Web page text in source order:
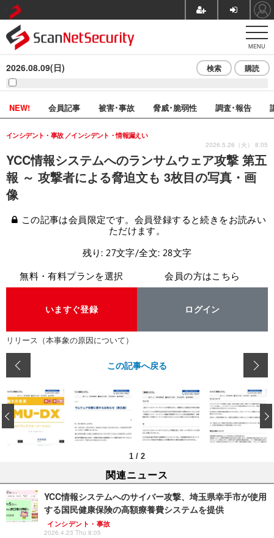
MENU
2026.08.09(日) 検索 購読
NEW! 会員記事 被害･事故 脅威･脆弱性 調査･報告
YCC情報システムへのランサムウェア攻撃 第五
報 ～ 攻撃者による脅迫文も 3枚目の写真・画
像
インシデント・事故 インシデント・情報漏えい
2026.5.26（火） 8:05
この記事は会員限定です。会員登録すると続きをお読みい
ただけます。
残り: 27文字/全文: 28文字
無料・有料プランを選択
いますぐ登録
会員の方はこちら
ログイン
リリース（本事象の原因について）
この記事へ戻る
1 / 2
‹
関連ニュース
YCC情報システムへのサイバー攻撃、埼玉県幸手市が使用
する国民健康保険の高額療養費システムを提供
インシデント・事故
2026.4.23 Thu 8:05